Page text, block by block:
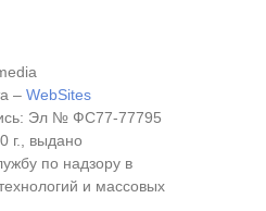
– WebSites
Эл № ФС77-77795
г., выдано
по надзору в
и массовых